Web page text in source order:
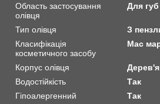
Область застосування
олівця
Для губ
Тип олівця
З
Класифікація
косметичного засобу
Мас
Корпус олівця
Водостійкість
Так
Гіпоалергенний
Так